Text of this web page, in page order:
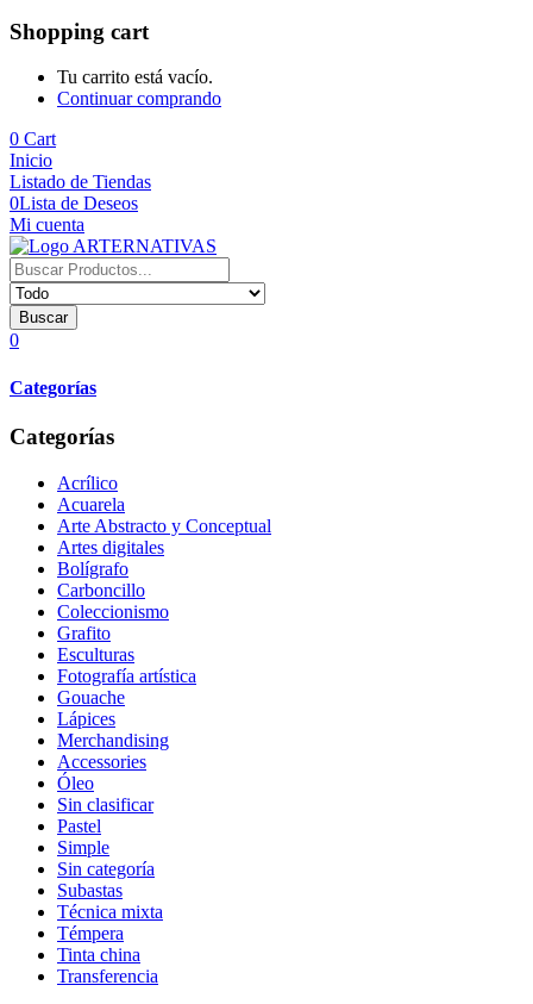
Shopping cart
Tu carrito está vacío.
Continuar comprando
0 Cart
Inicio
Listado de Tiendas
0Lista de Deseos
Mi cuenta
Buscar
0
Categorías
Categorías
Acrílico
Acuarela
Arte Abstracto y Conceptual
Artes digitales
Bolígrafo
Carboncillo
Coleccionismo
Grafito
Esculturas
Fotografía artística
Gouache
Lápices
Merchandising
Accessories
Óleo
Sin clasificar
Pastel
Simple
Sin categoría
Subastas
Técnica mixta
Témpera
Tinta china
Transferencia